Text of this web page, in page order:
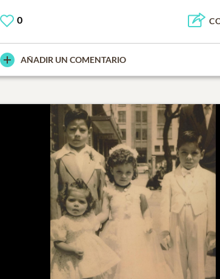
0
AÑADIR UN COMENTARIO